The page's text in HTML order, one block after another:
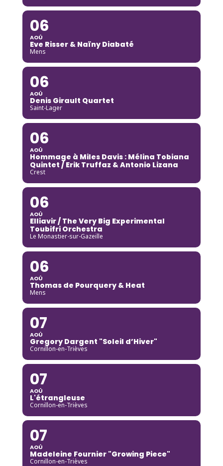
06
AOÛ
Eve Risser & Naïny Diabaté
Mens
06
AOÛ
Denis Girault Quartet
Saint-Lager
06
AOÛ
Hommage à Miles Davis : Mélina Tobiana
Quintet / Erik Truffaz & Antonio Lizana
Crest
06
AOÛ
Elliavir / The Very Big Experimental
Toubifri Orchestra
Le Monastier-sur-Gazeille
06
AOÛ
Thomas de Pourquery & Heat
Mens
07
AOÛ
Gregory Dargent "Soleil d’Hiver"
Cornillon-en-Trièves
07
AOÛ
L'étrangleuse
Cornillon-en-Trièves
07
AOÛ
Madeleine Fournier "Growing Piece"
Cornillon-en-Trièves